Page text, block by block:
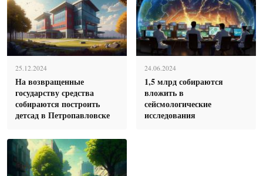
25.12.2024
На возвращенные
государству средства
собираются построить
детсад в Петропавловске
24.06.2024
1,5 млрд собираются
вложить в
сейсмологические
исследования